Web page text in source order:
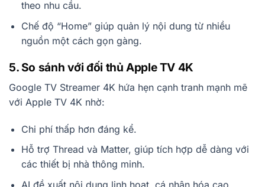
theo nhu cầu.
Chế độ “Home” giúp quản lý nội dung từ nhiều
nguồn một cách gọn gàng.
5. So sánh với đối thủ Apple TV 4K
Google TV Streamer 4K hứa hẹn cạnh tranh mạnh mẽ
với Apple TV 4K nhờ:
Chi phí thấp hơn đáng kể.
Hỗ trợ Thread và Matter, giúp tích hợp dễ dàng với
các thiết bị nhà thông minh.
AI đề xuất nội dung linh hoạt, cá nhân hóa cao.